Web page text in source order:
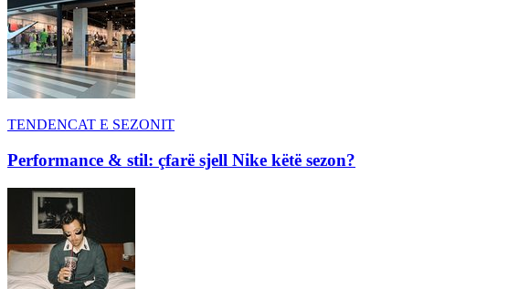
TENDENCAT E SEZONIT
Performance & stil: çfarë sjell Nike këtë sezon?